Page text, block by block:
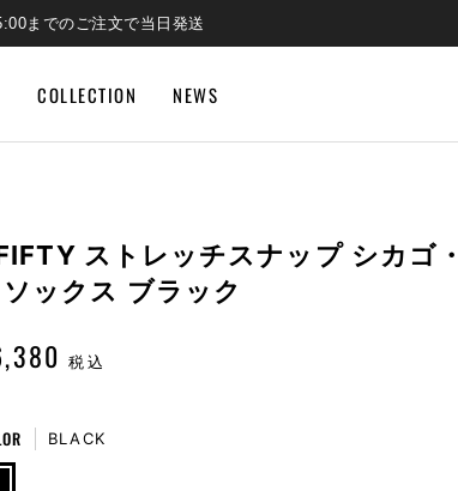
までのご注文で当日発送
COLLECTION NEWS
ストレッチスナップ シカゴ
ソックス ブラック
税込
BLACK